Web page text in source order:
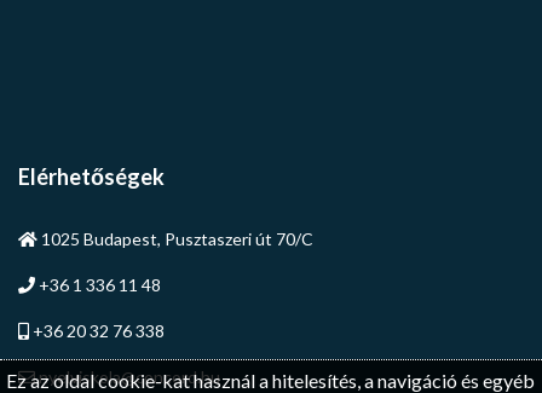
Elérhetőségek
1025 Budapest, Pusztaszeri út 70/C
+36 1 336 11 48
+36 20 32 76 338
nyelviskola@concord.hu
Ez az oldal cookie-kat használ a hitelesítés, a navigáció és egyéb